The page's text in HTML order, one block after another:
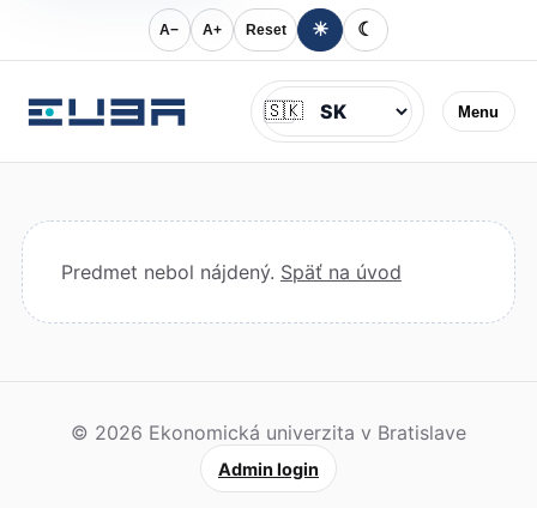
A− A+ Reset ☀ ☾
Menu
Jazyk
🇸🇰
Predmet nebol nájdený. Späť na úvod
© 2026 Ekonomická univerzita v Bratislave
Admin login